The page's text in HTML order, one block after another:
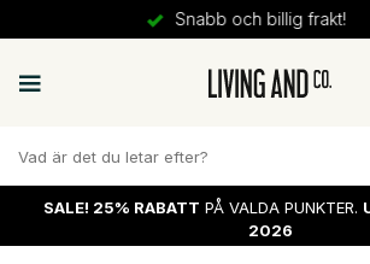
30 dagars retur
SALE! 25% RABATT PÅ VALDA PUNKTER.
2026